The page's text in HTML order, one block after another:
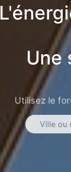
Une
Utilisez le